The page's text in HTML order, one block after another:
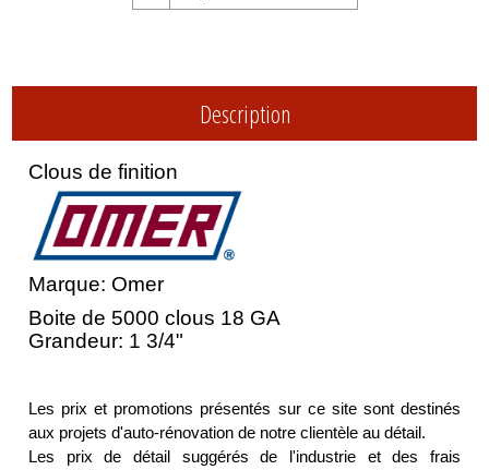
Description
Clous de finition
Marque: Omer
Boite de 5000 clous 18 GA
Grandeur: 1 3/4"
Les prix et promotions présentés sur ce site sont destinés
aux projets d'auto-rénovation de notre clientèle au détail.
Les prix de détail suggérés de l'industrie et des frais